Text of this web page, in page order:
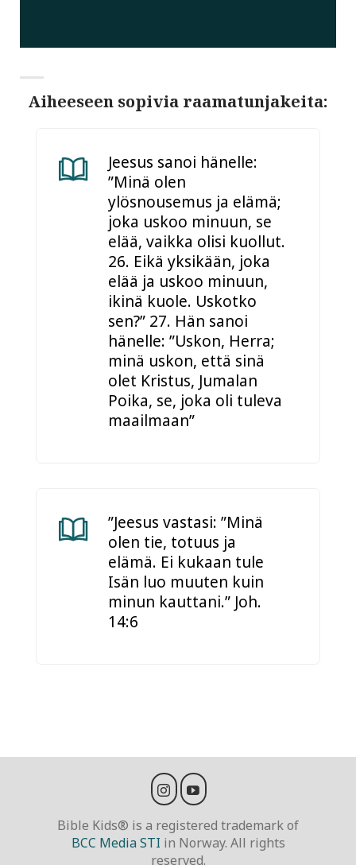
Aiheeseen sopivia raamatunjakeita:
Jeesus sanoi hänelle:
”Minä olen
ylösnousemus ja elämä;
joka uskoo minuun, se
elää, vaikka olisi kuollut.
26. Eikä yksikään, joka
elää ja uskoo minuun,
ikinä kuole. Uskotko
sen?” 27. Hän sanoi
hänelle: ”Uskon, Herra;
minä uskon, että sinä
olet Kristus, Jumalan
Poika, se, joka oli tuleva
maailmaan”
”Jeesus vastasi: ”Minä
olen tie, totuus ja
elämä. Ei kukaan tule
Isän luo muuten kuin
minun kauttani.” Joh.
14:6
Bible Kids® is a registered trademark of
BCC Media STI in Norway. All rights
reserved.